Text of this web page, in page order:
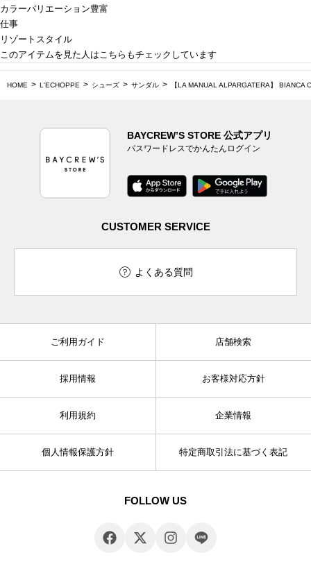
カラーバリエーション豊富
仕事
リゾートスタイル
このアイテムを見た人はこちらもチェックしています
HOME L'ECHOPPE シューズ サンダル 【LA MANUAL ALPARGATERA】 BIANCA
BAYCREW’S STORE 公式アプリ
パスワードレスでかんたんログイン
CUSTOMER SERVICE
よくある質問
ご利用ガイド 店舗検索
採用情報 お客様対応方針
利用規約 企業情報
個人情報保護方針 特定商取引法に基づく表記
FOLLOW US